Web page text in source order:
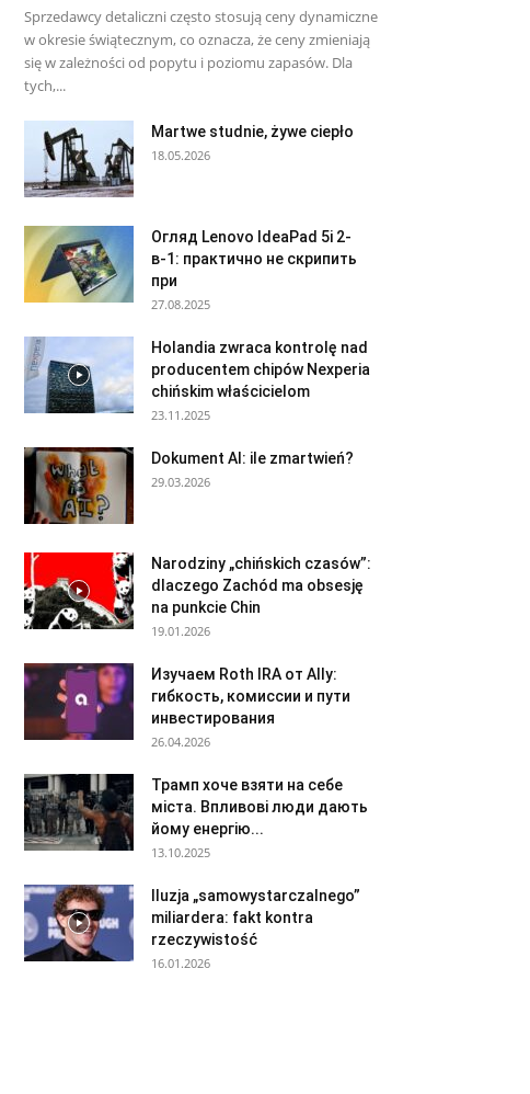
Sprzedawcy detaliczni często stosują ceny dynamiczne
w okresie świątecznym, co oznacza, że ​​ceny zmieniają
się w zależności od popytu i poziomu zapasów. Dla
tych,...
Martwe studnie, żywe ciepło
18.05.2026
Огляд Lenovo IdeaPad 5i 2-
в-1: практично не скрипить
при
27.08.2025
Holandia zwraca kontrolę nad
producentem chipów Nexperia
chińskim właścicielom
23.11.2025
Dokument AI: ile zmartwień?
29.03.2026
Narodziny „chińskich czasów”:
dlaczego Zachód ma obsesję
na punkcie Chin
19.01.2026
Изучаем Roth IRA от Ally:
гибкость, комиссии и пути
инвестирования
26.04.2026
Трамп хоче взяти на себе
міста. Впливові люди дають
йому енергію...
13.10.2025
Iluzja „samowystarczalnego”
miliardera: fakt kontra
rzeczywistość
16.01.2026